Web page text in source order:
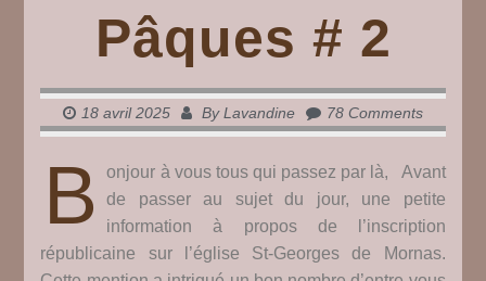
Pâques # 2
18 avril 2025 ByLavandine 78 Comments
B
onjour à vous tous qui passez par là, Avant
de passer au sujet du jour, une petite
information à propos de l’inscription
républicaine sur l’église St-Georges de Mornas.